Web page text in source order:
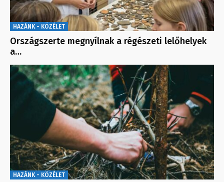
HAZÁNK - KÖZÉLET
Országszerte megnyílnak a régészeti lelőhelyek
a…
HAZÁNK - KÖZÉLET